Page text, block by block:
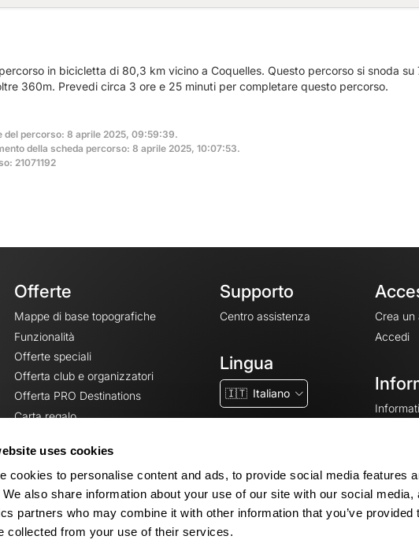
uses cookies
cookies to personalise content and ads, to provide social media features
also share information about your use of our site with our social media,
partners who may combine it with other information that you’ve provided
collected from your use of their services.
in bicicletta di 80,3 km vicino a Coquelles. Questo percorso si snoda su
360m. Prevedi circa 3 ore e 25 minuti per completare questo percorso.
del percorso: 8 aprile 2025, 09:59:39.
della scheda percorso: 8 aprile 2025, 10:07:53.
21071192
Offerte
Mappe di base topografiche
Funzionalità
Offerte speciali
Offerta club e organizzatori
Offerta PRO Destinations
Carta regalo
Supporto
Centro assistenza
Lingua
🇮🇹 Italiano
Crea
Accedi